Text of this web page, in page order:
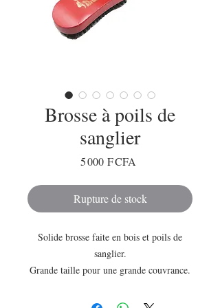
Brosse à poils de
sanglier
5 000 F CFA
Rupture de stock
Solide brosse faite en bois et poils de
sanglier.
Grande taille pour une grande couvrance.
. Réaliser facilement et rapidement vos